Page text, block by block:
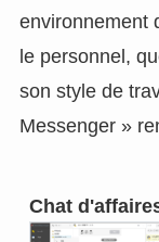
environnement
le personnel,
son style de
Messenger »
Chat